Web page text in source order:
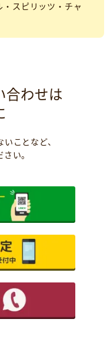
スピリッツ・チャ
合わせは
ことなど、
い。